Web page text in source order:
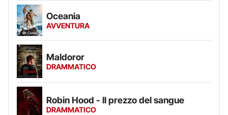
Oceania
AVVENTURA
Maldoror
DRAMMATICO
Robin Hood - Il prezzo del sangue
DRAMMATICO